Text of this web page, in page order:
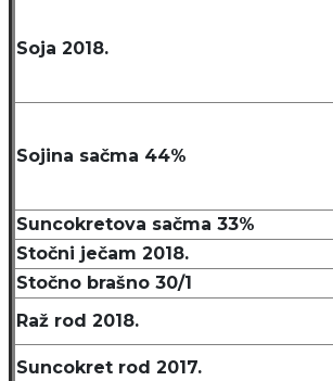
Soja 2018.
Sojina sačma 44%
Suncokretova sačma 33%
Stočni ječam 2018.
Stočno brašno 30/1
Raž rod 2018.
Suncokret rod 2017.